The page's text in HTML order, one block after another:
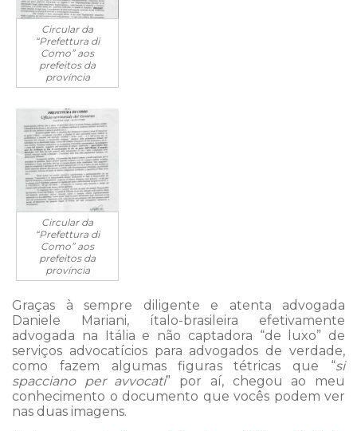
Circular da
“Prefettura di
Como” aos
prefeitos da
província
Circular da
“Prefettura di
Como” aos
prefeitos da
província
Graças à sempre diligente e atenta advogada
Daniele Mariani, ítalo-brasileira efetivamente
advogada na Itália e não captadora “de luxo” de
serviços advocatícios para advogados de verdade,
como fazem algumas figuras tétricas que “si
spacciano per avvocati” por aí, chegou ao meu
conhecimento o documento que vocês podem ver
nas duas imagens.